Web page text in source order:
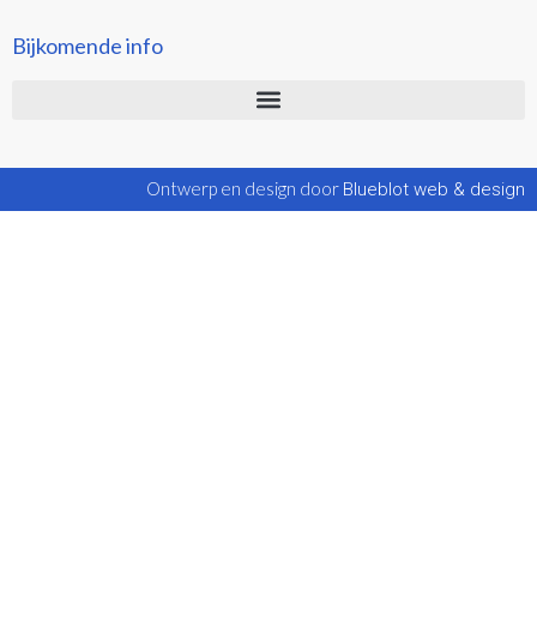
Bijkomende info
Ontwerp en design door Blueblot web & design